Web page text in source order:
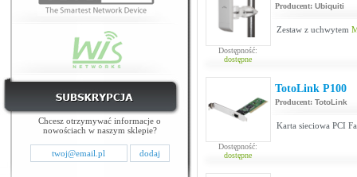
Chcesz otrzymywać informacje o
nowościach w naszym sklepie?
Dostępność:
dostępne
Producent: Ubiquiti
Zestaw z uchwytem
Dostępność:
dostępne
TotoLink P100
Producent: TotoLink
Karta sieciowa PCI